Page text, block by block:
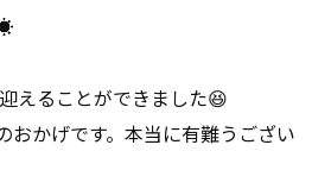
えることができました😆
おかげです。本当に有難うござい